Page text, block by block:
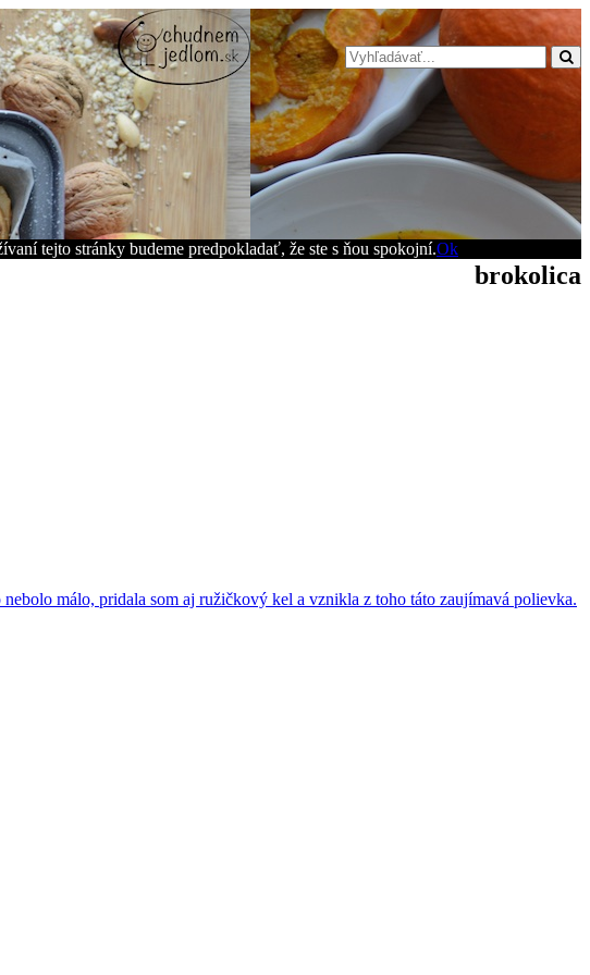
brokolica
málo, pridala som aj ružičkový kel a vznikla z toho táto zaujímavá polievka.
tejto stránky budeme predpokladať, že ste s ňou spokojní.Ok